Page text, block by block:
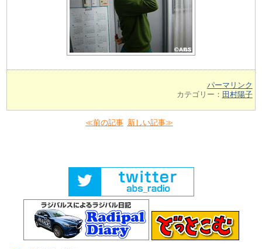
パーマリンク
カテゴリー： 田村陽子
≪前の記事 新しい記事≫